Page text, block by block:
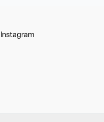
Instagram